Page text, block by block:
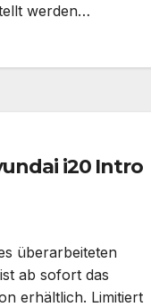
werden…
i20 Intro
überarbeiteten
ab sofort das
erhältlich. Limitiert